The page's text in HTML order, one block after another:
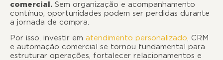
comercial. Sem organização e acompanhamento
contínuo, oportunidades podem ser perdidas durante
a jornada de compra.
Por isso, investir em atendimento personalizado, CRM
e automação comercial se tornou fundamental para
estruturar operações, fortalecer relacionamentos e